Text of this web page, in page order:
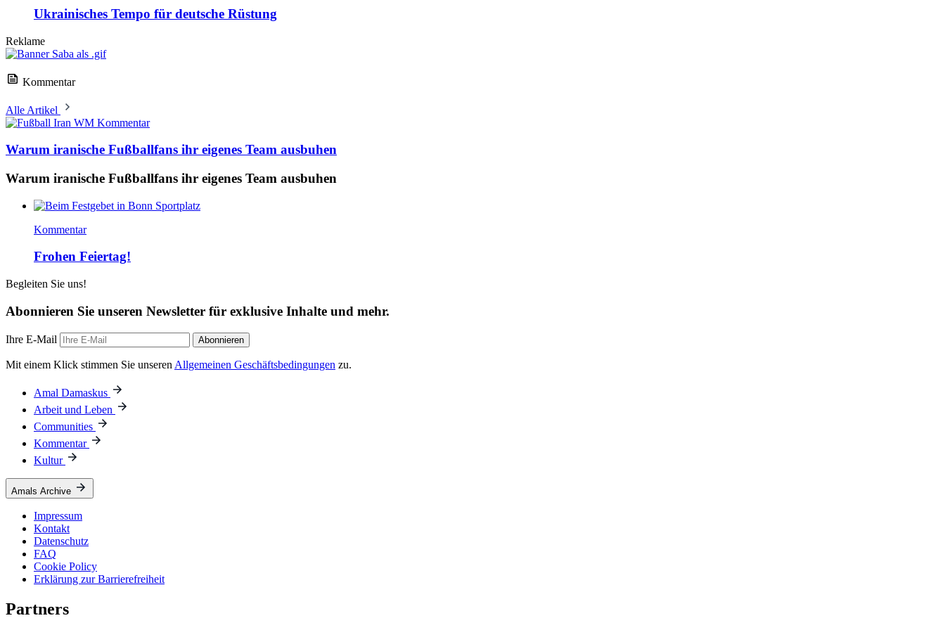
Ukrainisches Tempo für deutsche Rüstung
Reklame
Kommentar
Alle Artikel
Kommentar
Warum iranische Fußballfans ihr eigenes Team ausbuhen
Warum iranische Fußballfans ihr eigenes Team ausbuhen
Kommentar
Frohen Feiertag!
Begleiten Sie uns!
Abonnieren Sie unseren Newsletter für exklusive Inhalte und mehr.
Ihre E-Mail Abonnieren
Mit einem Klick stimmen Sie unseren Allgemeinen Geschäftsbedingungen zu.
Amal Damaskus
Arbeit und Leben
Communities
Kommentar
Kultur
Amals Archive
Impressum
Kontakt
Datenschutz
FAQ
Cookie Policy
Erklärung zur Barrierefreiheit
Partners